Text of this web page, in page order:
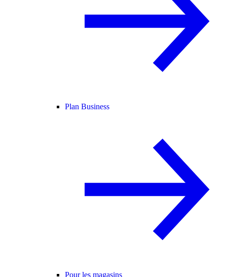
Plan Business
Pour les magasins